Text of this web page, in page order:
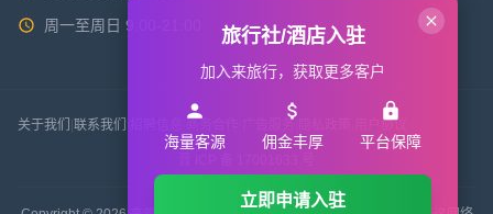
周一至周日 9:00-21:00
关于我们 联系我们 用户协议
旅行社/酒店入驻
加入来旅行，获取更多客户
海量客源 佣金丰厚 平台保障
立即申请入驻